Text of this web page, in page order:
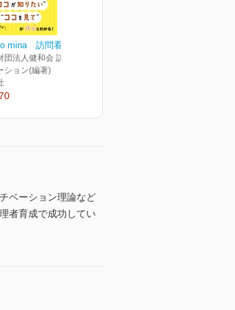
mina 訪問看護
団法人健和会 訪問看護
ション(編著)
ベーション理論など
者育成で成功してい